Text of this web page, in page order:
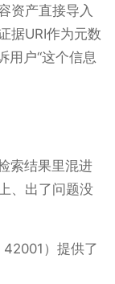
资产直接导入
据URI作为元数
用户“这个信息
索结果里混进
、出了问题没
）提供了